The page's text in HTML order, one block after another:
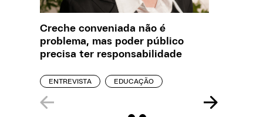
Creche conveniada não é
problema, mas poder público
precisa ter responsabilidade
ENTREVISTA EDUCAÇÃO